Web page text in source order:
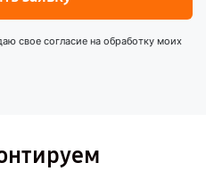
свое согласие на обработку моих